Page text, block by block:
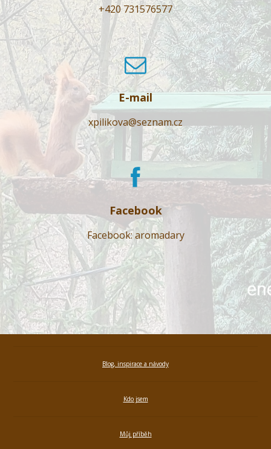
+420 731576577
E-mail
xpilikova@seznam.cz
Facebook
Facebook: aromadary
Blog, inspirace a návody
Kdo jsem
Můj příběh